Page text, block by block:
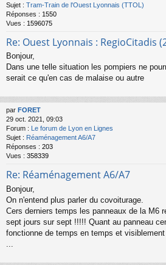
Sujet : Tram-Train de l'Ouest Lyonnais (TTOL)
Réponses : 1550
Vues : 1596075
Re: Ouest Lyonnais : RegioCitadis
Bonjour,
Dans une telle situation les pompiers ne
serait ce qu'en cas de malaise ou autre
par FORET
29 oct. 2021, 09:03
Forum :
Le forum de Lyon en Lignes
Sujet : Réaménagement A6/A7
Réponses : 203
Vues : 358339
Re: Réaménagement A6/A7
Bonjour,
On n'entend plus parler du covoiturage.
Cers derniers temps les panneaux de la M6
sept jours sur sept !!!!! Quant au panneau
fonctionne de temps en temps et
...